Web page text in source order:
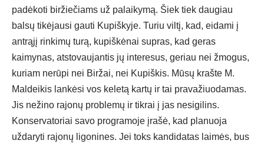
padėkoti biržiečiams už palaikymą. Šiek tiek daugiau
balsų tikėjausi gauti Kupiškyje. Turiu viltį, kad, eidami į
antrąjį rinkimų turą, kupiškėnai supras, kad geras
kaimynas, atstovaujantis jų interesus, geriau nei žmogus,
kuriam nerūpi nei Biržai, nei Kupiškis. Mūsų krašte M.
Maldeikis lankėsi vos keletą kartų ir tai pravažiuodamas.
Jis nežino rajonų problemų ir tikrai į jas nesigilins.
Konservatoriai savo programoje įrašė, kad planuoja
uždaryti rajonų ligonines. Jei toks kandidatas laimės, bus